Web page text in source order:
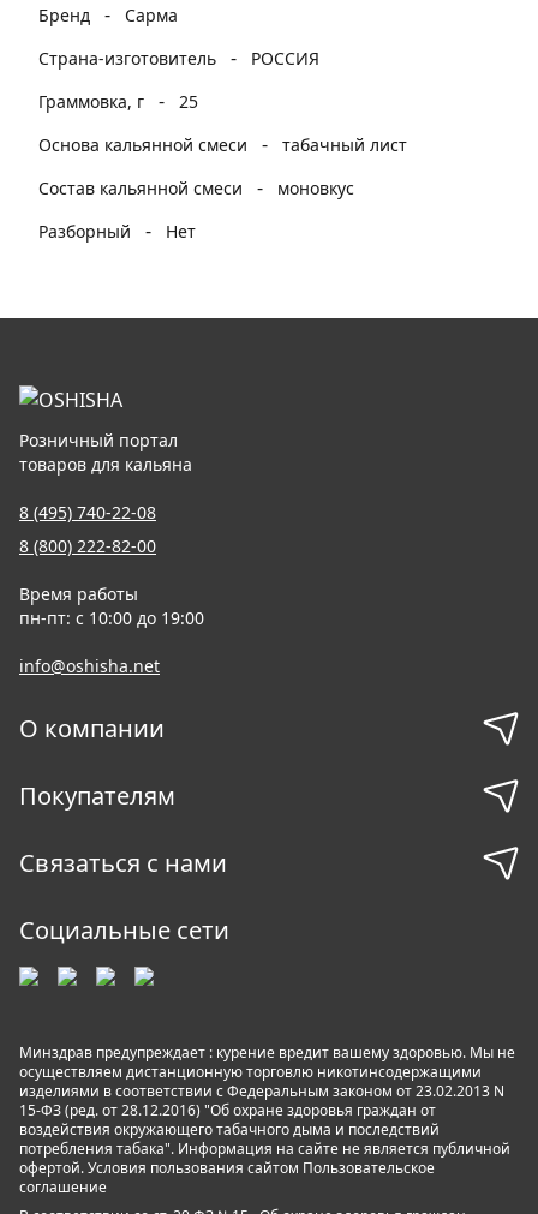
Бренд -
Сарма
Страна-изготовитель
-
РОССИЯ
Граммовка, г
- 25
Основа кальянной смеси
- табачный лист
Состав кальянной смеси
-
моновкус
Разборный
- Нет
Розничный портал
товаров для кальяна
8 (495) 740-22-08
8 (800) 222-82-00
Время работы
пн-пт: с 10:00 до 19:00
info@oshisha.net
О компании
Покупателям
Связаться с нами
Социальные сети
Минздрав предупреждает : курение вредит вашему здоровью. Мы не
осуществляем дистанционную торговлю никотинсодержащими
изделиями в соответствии с Федеральным законом от 23.02.2013 N
15-ФЗ (ред. от 28.12.2016) "Об охране здоровья граждан от
воздействия окружающего табачного дыма и последствий
потребления табака". Информация на сайте не является публичной
офертой. Условия пользования сайтом Пользовательское
соглашение